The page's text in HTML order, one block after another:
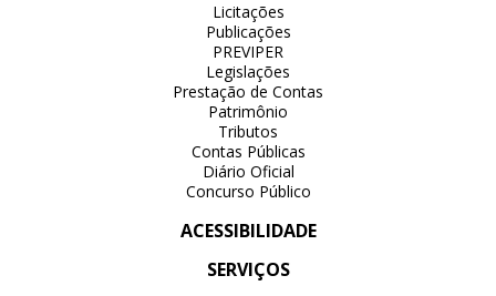
Licitações
Publicações
PREVIPER
Legislações
Prestação de Contas
Patrimônio
Tributos
Contas Públicas
Diário Oficial
Concurso Público
ACESSIBILIDADE
SERVIÇOS